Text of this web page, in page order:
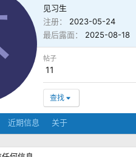
见习生
注册
2023-05-24
最后露面
2025-08-18
帖子
11
查找
近期信息 关于